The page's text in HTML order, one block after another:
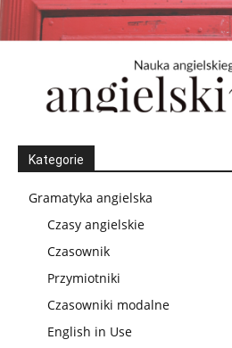
Kategorie
Gramatyka angielska
Czasy angielskie
Czasownik
Przymiotniki
Czasowniki modalne
English in Use